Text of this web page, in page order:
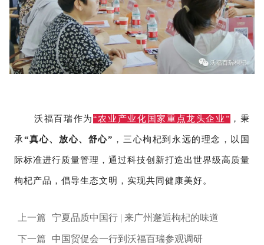
沃福百瑞作为“农业产业化国家重点龙头企业” ，秉
承“真心、放心、舒心” ，三心枸杞到永远的理念，以国
际标准进行质量管理，通过科技创新打造出世界级高质量
枸杞产品，倡导生态文明，实现共同健康美好。
上一篇 宁夏品质中国行 | 来广州邂逅枸杞的味道
下一篇 中国贸促会一行到沃福百瑞参观调研